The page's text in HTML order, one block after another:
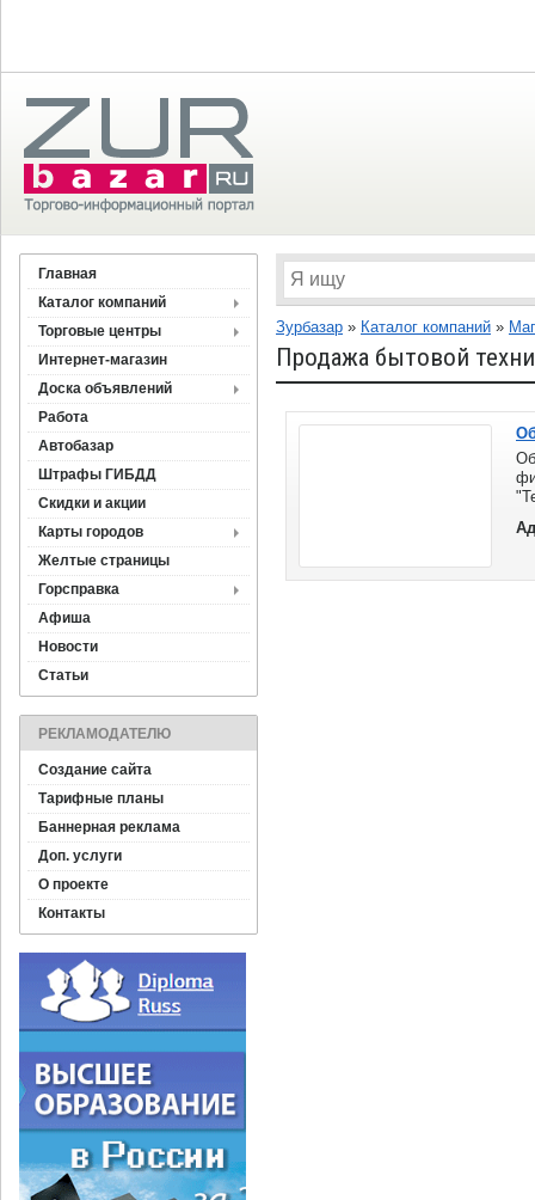
Главная
Каталог компаний
Торговые центры
Интернет-магазин
Доска объявлений
Работа
Автобазар
Штрафы ГИБДД
Скидки и акции
Карты городов
Желтые страницы
Горсправка
Афиша
Новости
Статьи
РЕКЛАМОДАТЕЛЮ
Создание сайта
Тарифные планы
Баннерная реклама
Доп. услуги
О проекте
Контакты
Зурбазар » Каталог компаний »
Продажа бытовой